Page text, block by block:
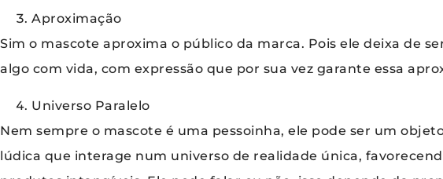
Aproximação
Sim o mascote aproxima o público da marca. Pois ele deixa de
algo com vida, com expressão que por sua vez garante essa
Universo Paralelo
Nem sempre o mascote é uma pessoinha, ele pode ser um
lúdica que interage num universo de realidade única,